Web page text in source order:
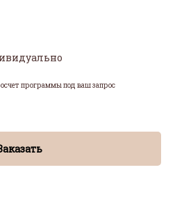
программы под ваш запрос